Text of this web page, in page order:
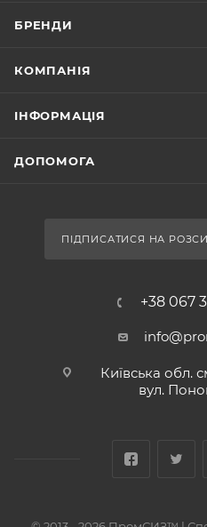
БРЕНДИ
КОМПАНІЯ
ІНФОРМАЦІЯ
ДОПОМОГА
ПІДПИСАТИСЯ НА
+38 067
Київська обл.
вул.